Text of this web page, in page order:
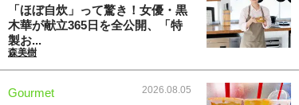
「ほぼ自炊」って驚き！女優・黒
木華が献立365日を全公開、「特
製お...
森美樹
Gourmet 2026.08.05